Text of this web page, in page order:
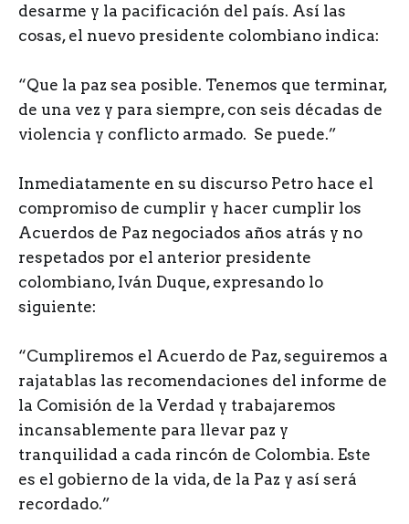
desarme y la pacificación del país. Así las
cosas, el nuevo presidente colombiano indica:
“Que la paz sea posible. Tenemos que terminar,
de una vez y para siempre, con seis décadas de
violencia y conflicto armado. Se puede.”
Inmediatamente en su discurso Petro hace el
compromiso de cumplir y hacer cumplir los
Acuerdos de Paz negociados años atrás y no
respetados por el anterior presidente
colombiano, Iván Duque, expresando lo
siguiente:
“Cumpliremos el Acuerdo de Paz, seguiremos a
rajatablas las recomendaciones del informe de
la Comisión de la Verdad y trabajaremos
incansablemente para llevar paz y
tranquilidad a cada rincón de Colombia. Este
es el gobierno de la vida, de la Paz y así será
recordado.”